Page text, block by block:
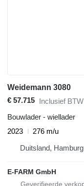
Weidemann 3080
€ 57.715 Inclusief BTW
Bouwlader - wiellader
2023
276 m/u
Duitsland, Hamburg
E-FARM GmbH